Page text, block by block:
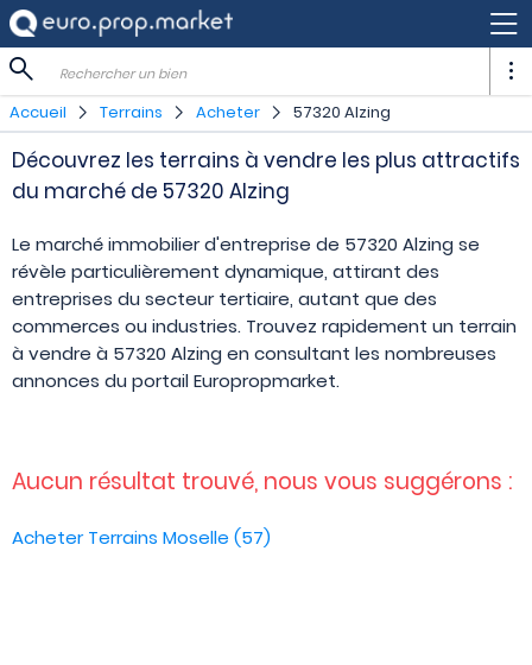
Rechercher un bien
Accueil Terrains Acheter 57320 Alzing
Découvrez les terrains à vendre les plus attractifs
du marché de 57320 Alzing
Le marché immobilier d'entreprise de 57320 Alzing se
révèle particulièrement dynamique, attirant des
entreprises du secteur tertiaire, autant que des
commerces ou industries. Trouvez rapidement un terrain
à vendre à 57320 Alzing en consultant les nombreuses
annonces du portail Europropmarket.
Aucun résultat trouvé, nous vous suggérons :
Acheter Terrains Moselle (57)